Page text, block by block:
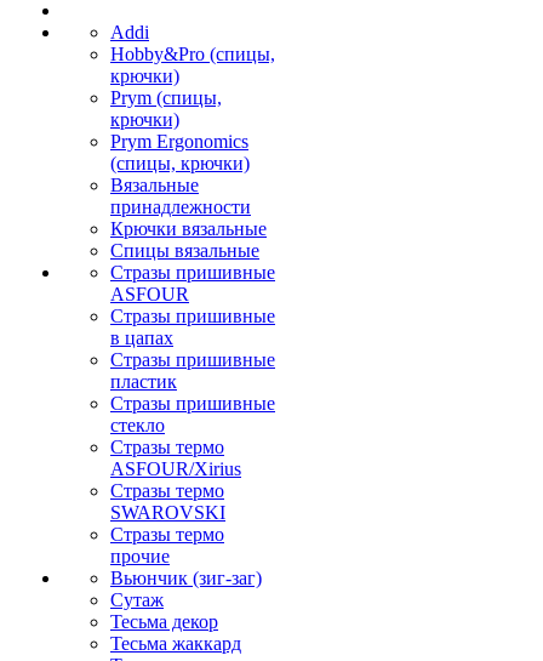
Addi
Hobby&Pro (спицы,
крючки)
Prym (спицы,
крючки)
Prym Ergonomics
(спицы, крючки)
Вязальные
принадлежности
Крючки вязальные
Спицы вязальные
Стразы пришивные
ASFOUR
Стразы пришивные
в цапах
Стразы пришивные
пластик
Стразы пришивные
стекло
Стразы термо
ASFOUR/Xirius
Стразы термо
SWAROVSKI
Стразы термо
прочие
Вьюнчик (зиг-заг)
Сутаж
Тесьма декор
Тесьма жаккард